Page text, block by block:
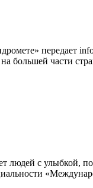
передает
большей части
людей с улыбкой,